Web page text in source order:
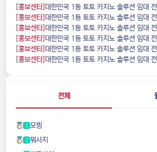
[홍보센타]대한민국️ 1등 토토 카지노 솔루션 임대
[홍보센타]대한민국️ 1등 토토 카지노 솔루션 임대
[홍보센타]대한민국️ 1등 토토 카지노 솔루션 임대
[홍보센타]대한민국️ 1등 토토 카지노 솔루션 임대
[홍보센타]대한민국️ 1등 토토 카지노 솔루션 임대
[홍보센타]대한민국️ 1등 토토 카지노 솔루션 임대
전체
2 모찡
2 뭐사지